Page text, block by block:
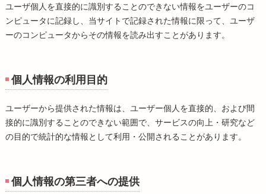
ユーザ個人を直接的に識別することのできない情報をユーザーのコ
ンピュータに記録し、当サイトで記録された情報に限って、ユーザ
ーのコンピュータからその情報を読み出すことがあります。
個人情報の利用目的
ユーザーから提供された情報は、ユーザー個人を直接的、および間
接的に識別することのできない範囲で、サービスの向上・研究など
の目的で統計的な情報として利用・公開されることがあります。
個人情報の第三者への提供